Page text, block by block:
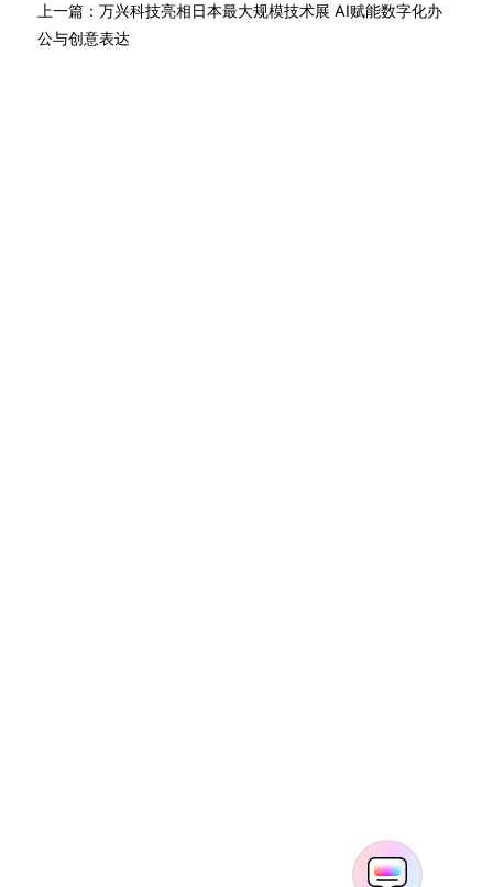
上一篇： 万兴科技亮相日本最大规模技术展 AI赋能数字化办
公与创意表达